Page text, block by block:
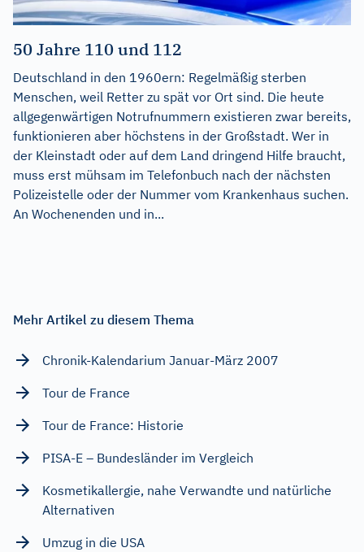
50 Jahre 110 und 112
Deutschland in den 1960ern: Regelmäßig sterben
Menschen, weil Retter zu spät vor Ort sind. Die heute
allgegenwärtigen Notrufnummern existieren zwar bereits,
funktionieren aber höchstens in der Großstadt. Wer in
der Kleinstadt oder auf dem Land dringend Hilfe braucht,
muss erst mühsam im Telefonbuch nach der nächsten
Polizeistelle oder der Nummer vom Krankenhaus suchen.
An Wochenenden und in...
Mehr Artikel zu diesem Thema
Chronik-Kalendarium Januar-März 2007
Tour de France
Tour de France: Historie
PISA-E – Bundesländer im Vergleich
Kosmetikallergie, nahe Verwandte und natürliche
Alternativen
Umzug in die USA